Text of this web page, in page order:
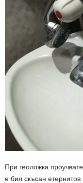
При геоложка
е бил скъсан